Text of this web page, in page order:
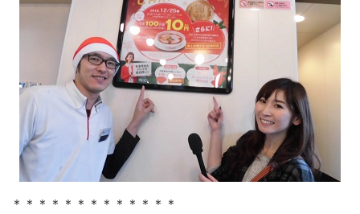
＊＊＊＊＊＊＊＊＊＊＊＊＊